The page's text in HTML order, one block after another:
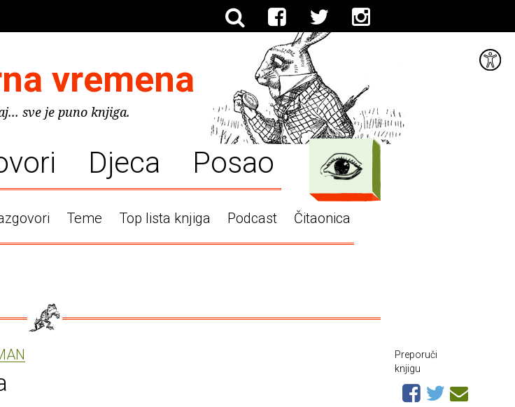
vremena
sve je puno knjiga.
Djeca Posao
Teme Top lista knjiga Podcast Čitaonica
Preporuči
knjigu